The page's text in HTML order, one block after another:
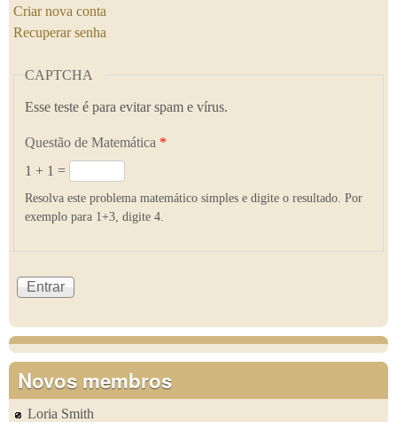
Criar nova conta
Recuperar senha
CAPTCHA
Esse teste é para evitar spam e vírus.
Questão de Matemática *
1 + 1 =
Resolva este problema matemático simples e digite o resultado. Por
exemplo para 1+3, digite 4.
Novos membros
Loria Smith